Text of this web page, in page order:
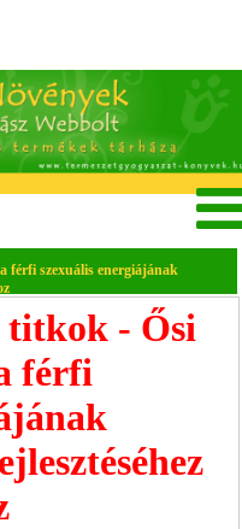
férfi szexuális energiájának
titkok - Ősi
férfi